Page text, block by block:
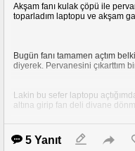
Akşam fanı kulak çöpü ile
toparladım laptopu ve akşam
Bugün fanı tamamen açtım
diyerek. Pervanesini çıkarttım
Lakin bu sefer laptopu
altına girip fan deli divane
Acaba fanı söktüğümde termal
değmiyorda bundan mı ısınıyor
5 Yanıt